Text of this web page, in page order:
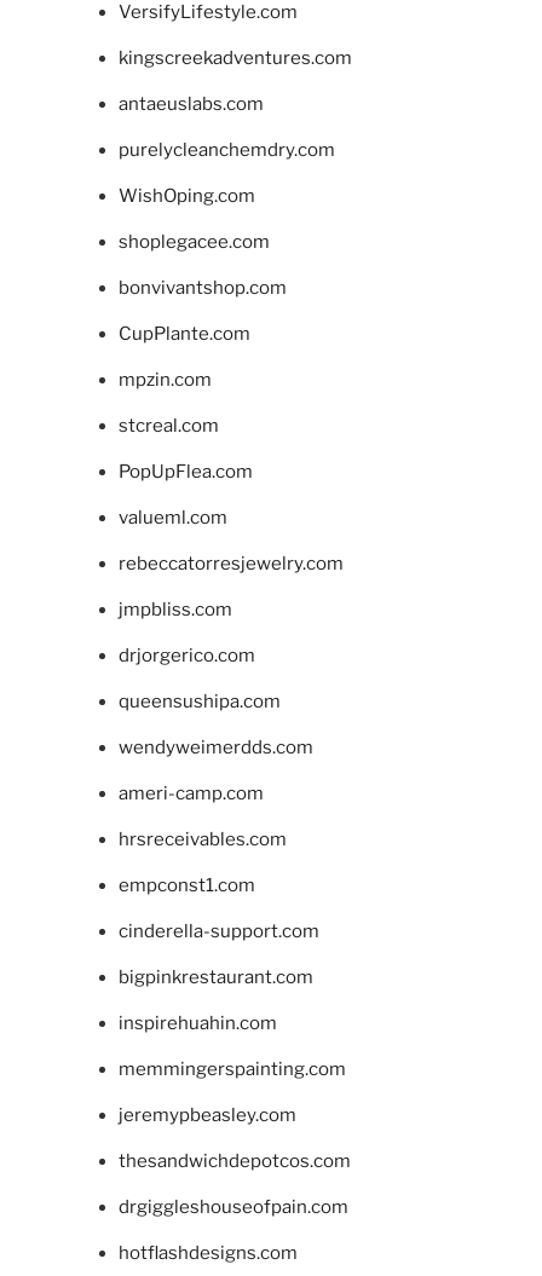
VersifyLifestyle.com
kingscreekadventures.com
antaeuslabs.com
purelycleanchemdry.com
WishOping.com
shoplegacee.com
bonvivantshop.com
CupPlante.com
mpzin.com
stcreal.com
PopUpFlea.com
valueml.com
rebeccatorresjewelry.com
jmpbliss.com
drjorgerico.com
queensushipa.com
wendyweimerdds.com
ameri-camp.com
hrsreceivables.com
empconst1.com
cinderella-support.com
bigpinkrestaurant.com
inspirehuahin.com
memmingerspainting.com
jeremypbeasley.com
thesandwichdepotcos.com
drgiggleshouseofpain.com
hotflashdesigns.com